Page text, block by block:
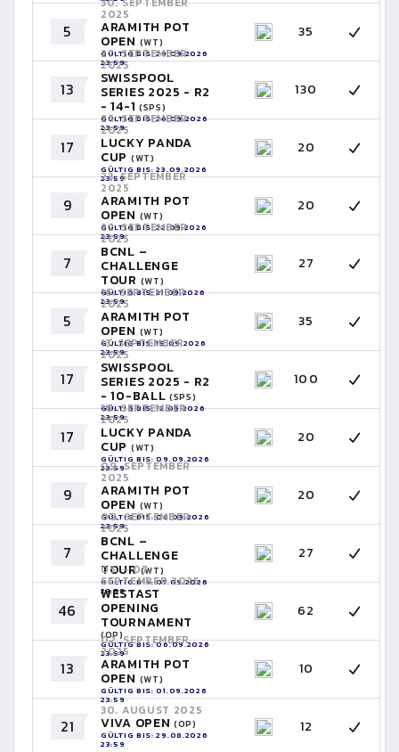
5
2025
ARAMITH POT
OPEN (WT)
GÜLTIG BIS: 29.09.2026
23:59
35
13
27. SEPTEMBER
2025
SWISSPOOL
SERIES 2025 - R2
- 14-1 (SPS)
GÜLTIG BIS: 26.09.2026
23:59
130
17
24. SEPTEMBER
2025
LUCKY PANDA
CUP (WT)
GÜLTIG BIS: 23.09.2026
23:59
20
9
23. SEPTEMBER
2025
ARAMITH POT
OPEN (WT)
GÜLTIG BIS: 22.09.2026
23:59
20
7
22. SEPTEMBER
2025
BCNL –
CHALLENGE
TOUR (WT)
GÜLTIG BIS: 21.09.2026
23:59
27
5
16. SEPTEMBER
2025
ARAMITH POT
OPEN (WT)
GÜLTIG BIS: 15.09.2026
23:59
35
17
13. SEPTEMBER
2025
SWISSPOOL
SERIES 2025 - R2
- 10-BALL (SPS)
GÜLTIG BIS: 12.09.2026
23:59
100
17
10. SEPTEMBER
2025
LUCKY PANDA
CUP (WT)
GÜLTIG BIS: 09.09.2026
23:59
20
9
09. SEPTEMBER
2025
ARAMITH POT
OPEN (WT)
GÜLTIG BIS: 08.09.2026
23:59
20
7
08. SEPTEMBER
2025
BCNL –
CHALLENGE
TOUR(WT)
GÜLTIG BIS: 07.09.2026
23:59
27
46
05. - 07.
SEPTEMBER 2025
WESTAST
OPENING
TOURNAMENT
(OP)
GÜLTIG BIS: 06.09.2026
23:59
62
13
02. SEPTEMBER
2025
ARAMITH POT
OPEN (WT)
GÜLTIG BIS: 01.09.2026
23:59
10
21
30. AUGUST 2025
VIVA OPEN (OP)
GÜLTIG BIS: 29.08.2026
23:59
12